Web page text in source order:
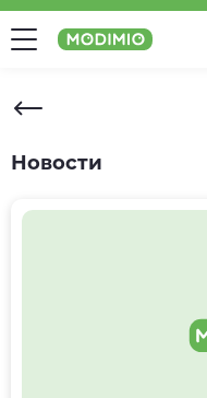
Новости